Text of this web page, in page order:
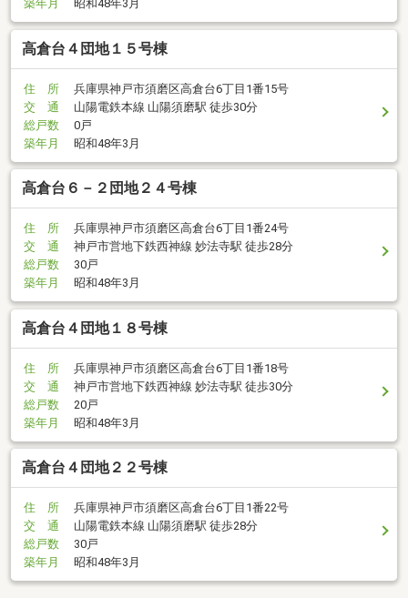
築年月 昭和48年3月
高倉台４団地１５号棟
住 所
兵庫県神戸市須磨区高倉台6丁目1番15号
交 通
山陽電鉄本線 山陽須磨駅 徒歩30分
総戸数
0戸
築年月
昭和48年3月
高倉台６－２団地２４号棟
住 所
兵庫県神戸市須磨区高倉台6丁目1番24号
交 通
神戸市営地下鉄西神線 妙法寺駅 徒歩28分
総戸数
30戸
築年月
昭和48年3月
高倉台４団地１８号棟
住 所
兵庫県神戸市須磨区高倉台6丁目1番18号
交 通
神戸市営地下鉄西神線 妙法寺駅 徒歩30分
総戸数
20戸
築年月
昭和48年3月
高倉台４団地２２号棟
住 所
兵庫県神戸市須磨区高倉台6丁目1番22号
交 通
山陽電鉄本線 山陽須磨駅 徒歩28分
総戸数
30戸
築年月
昭和48年3月